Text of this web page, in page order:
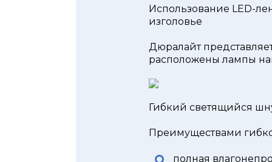
Использование LED-
изголовье
Дюралайт
расположены лампы
Гибкий светящийся
Преимуществами
полная